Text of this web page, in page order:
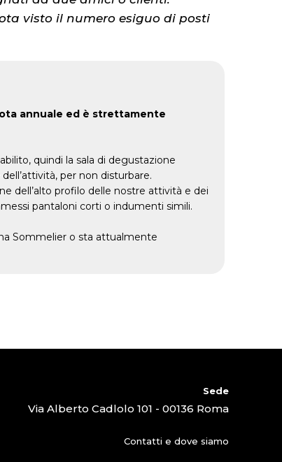
visto il numero esiguo di posti
annuale ed è strettamente
quindi la sala di degustazione
per non disturbare.
dell’alto profilo delle nostre attività e dei
pantaloni corti o indumenti simili.
Sommelier o sta attualmente
Sede
Via Alberto Cadlolo 101 - 00136 Roma
Contatti e dove siamo